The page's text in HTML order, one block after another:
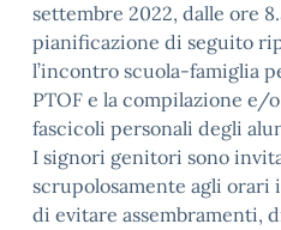
settembre 2022, dalle ore
pianificazione di seguito
l’incontro scuola-famiglia
PTOF e la compilazione e/
fascicoli personali degli
I signori genitori sono
scrupolosamente agli
di evitare assembramenti,